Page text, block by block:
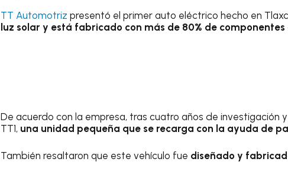
TT Automotriz presentó el primer auto eléctrico hecho en
luz solar y está fabricado con más de 80% de
De acuerdo con la empresa, tras cuatro años de investigación
TT1, una unidad pequeña que se recarga con la ayuda de
También resaltaron que este vehículo fue diseñado y